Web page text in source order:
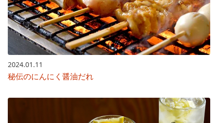
2024.01.11
秘伝のにんにく醤油だれ